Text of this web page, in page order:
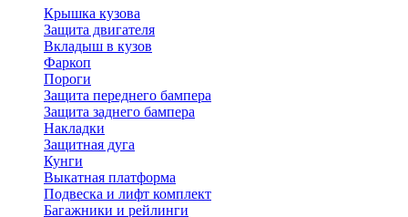
Крышка кузова
Защита двигателя
Вкладыш в кузов
Фаркоп
Пороги
Защита переднего бампера
Защита заднего бампера
Накладки
Защитная дуга
Кунги
Выкатная платформа
Подвеска и лифт комплект
Багажники и рейлинги